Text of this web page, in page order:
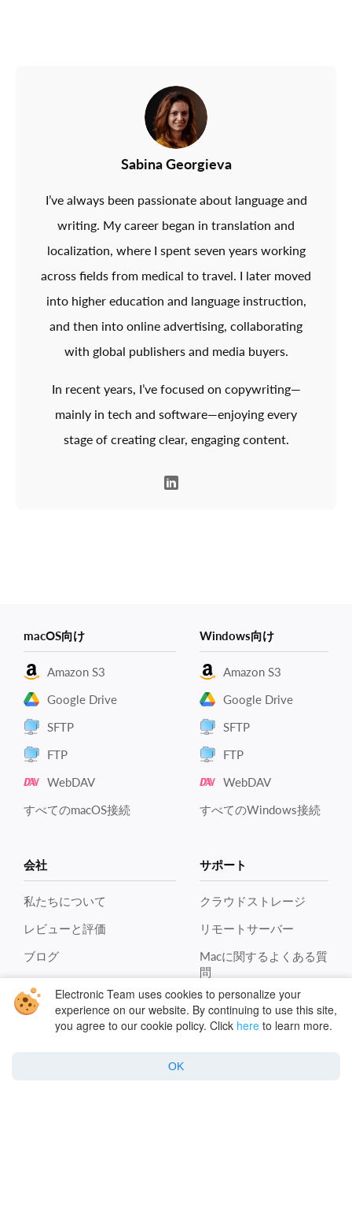
Sabina Georgieva
I’ve always been passionate about language and
writing. My career began in translation and
localization, where I spent seven years working
across fields from medical to travel. I later moved
into higher education and language instruction,
and then into online advertising, collaborating
with global publishers and media buyers.
In recent years, I’ve focused on copywriting—
mainly in tech and software—enjoying every
stage of creating clear, engaging content.
macOS向け
Amazon S3
Google Drive
SFTP
FTP
WebDAV
すべてのmacOS接続
Windows向け
Amazon S3
Google Drive
SFTP
FTP
WebDAV
すべてのWindows接続
会社
私たちについて
レビューと評価
ブログ
サポート
クラウドストレージ
リモートサーバー
Macに関するよくある質
問
Winに関するよくある質
問
Electronic Team uses cookies to personalize your
experience on our website. By continuing to use this site,
you agree to our cookie policy. Click here to learn more.
OK